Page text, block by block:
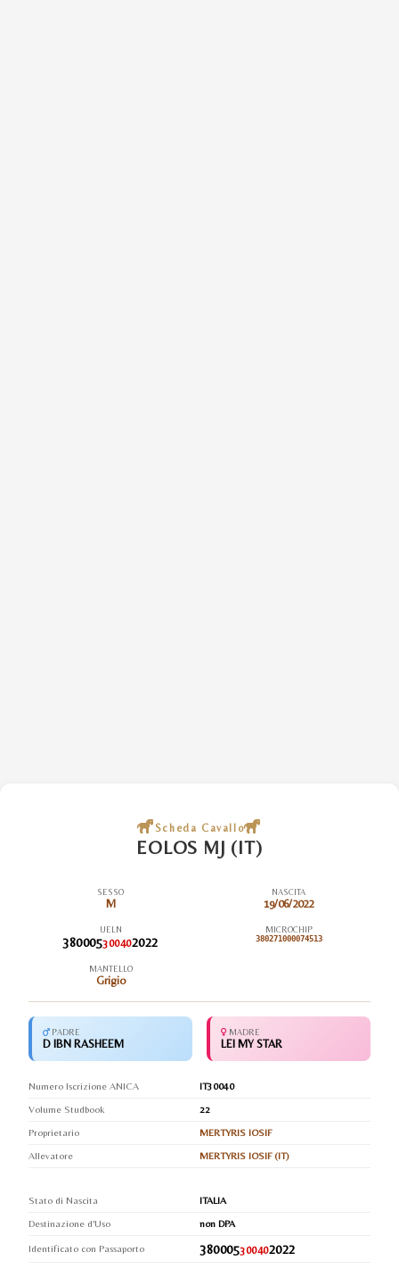
Scheda Cavallo
EOLOS MJ (IT)
SESSO
M
NASCITA
19/06/2022
UELN
380005300402022
MICROCHIP
380271000074513
MANTELLO
Grigio
PADRE
D IBN RASHEEM
MADRE
LEI MY STAR
Numero Iscrizione ANICA
IT30040
Volume Studbook
22
Proprietario
MERTYRIS IOSIF
Allevatore
MERTYRIS IOSIF (IT)
Stato di Nascita
ITALIA
Destinazione d'Uso
non DPA
Identificato con Passaporto 380005300402022